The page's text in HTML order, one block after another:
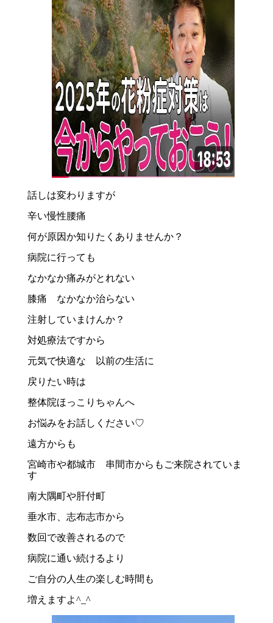
話しは変わりますが
辛い慢性腰痛
何が原因か知りたくありませんか？
病院に行っても
なかなか痛みがとれない
膝痛 なかなか治らない
注射していまけんか？
対処療法ですから
元気で快適な 以前の生活に
戻りたい時は
整体院ほっこりちゃんへ
お悩みをお話しください♡
遠方からも
宮崎市や都城市 串間市からもご来院されていま
す
南大隅町や肝付町
垂水市、志布志市から
数回で改善されるので
病院に通い続けるより
ご自分の人生の楽しむ時間も
増えますよ^_^